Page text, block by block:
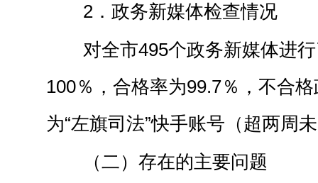
2．政务新媒体检查情况
对全市495个政务新媒体进
100％，合格率为99.7％，不合
为“左旗司法”快手账号（超两周
（二）存在的主要问题